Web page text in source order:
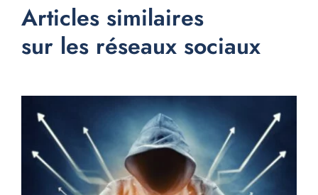
Articles similaires
sur les réseaux sociaux